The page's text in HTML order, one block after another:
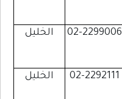
02-2299006 الخليل
02-2292111 الخليل